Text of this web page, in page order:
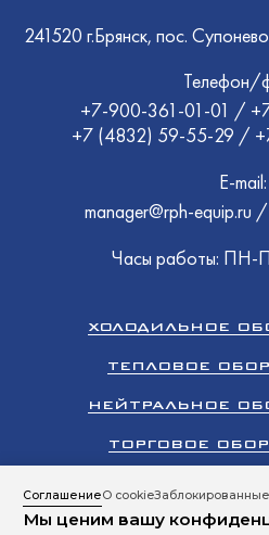
СоглашениеО cookie
Мы ценим вашу
241520 г.Брянск, пос.
Телефон/
+7-900-361-01-01 /
+7 (4832) 59-55-29 /
E-mail:
manager@rph-equip.ru /
Часы работы: ПН-
ХОЛОДИЛЬНОЕ
ТЕПЛОВОЕ
НЕЙТРАЛЬНОЕ
ТОРГОВОЕ